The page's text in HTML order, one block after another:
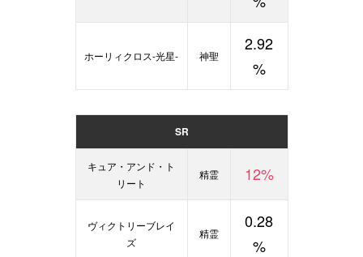
ホーリィクロス-光星- 神聖
2.92
%
SR
キュア・アンド・ト
リート
精霊 12%
ヴィクトリーブレイ
ズ
精霊
0.28
%